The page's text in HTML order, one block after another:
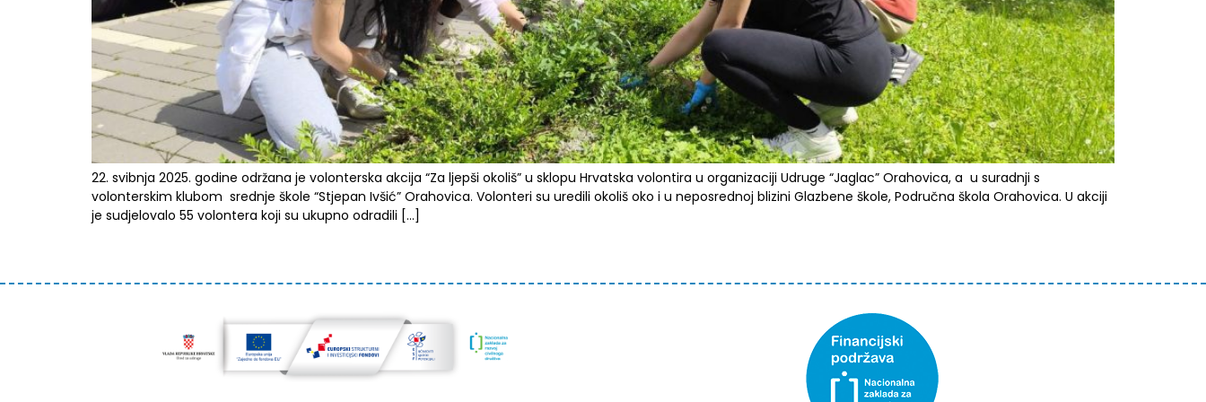
22. svibnja 2025. godine održana je volonterska akcija “Za ljepši okoliš” u sklopu Hrvatska volontira u organizaciji Udruge “Jaglac” Orahovica, a u suradnji s
volonterskim klubom srednje škole “Stjepan Ivšić” Orahovica. Volonteri su uredili okoliš oko i u neposrednoj blizini Glazbene škole, Područna škola Orahovica. U akciji
je sudjelovalo 55 volontera koji su ukupno odradili […]